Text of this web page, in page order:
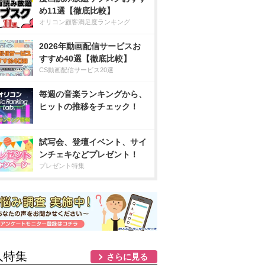
め11選【徹底比較】
オリコン顧客満足度ランキング
2026年動画配信サービスお
すすめ40選【徹底比較】
CS動画配信サービス20選
毎週の音楽ランキングから、
ヒットの推移をチェック！
試写会、登壇イベント、サイ
ンチェキなどプレゼント！
プレゼント特集
特集 さらに見る